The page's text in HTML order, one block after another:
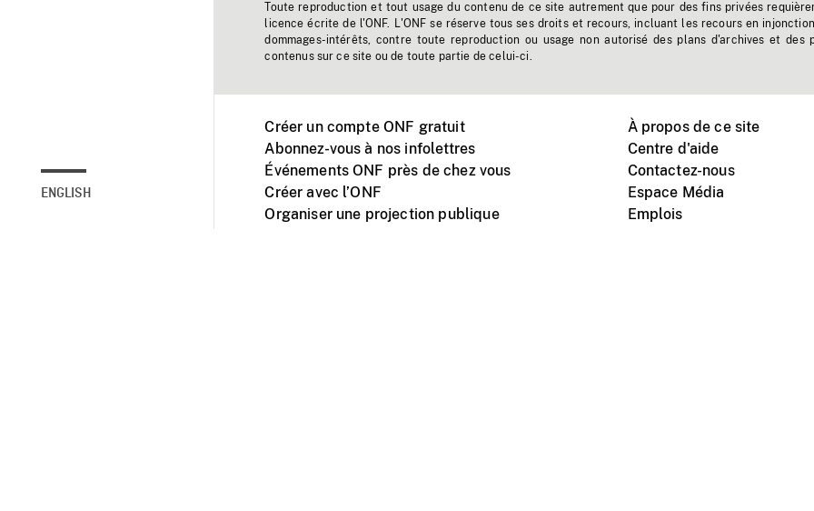
ENGLISH
Toute reproduction et tout usage du contenu de ce site autrement que pour des fins privées
licence écrite de l'ONF. L'ONF se réserve tous ses droits et recours, incluant les recours en
dommages-intérêts, contre toute reproduction ou usage non autorisé des plans d'archives et des
contenus sur ce site ou de toute partie de celui-ci.
Créer un compte ONF gratuit
Abonnez-vous à nos infolettres
Événements ONF près de chez vous
Créer avec l’ONF
Organiser une projection publique
À propos de ce site
Centre d'aide
Contactez-nous
Espace Média
Emplois